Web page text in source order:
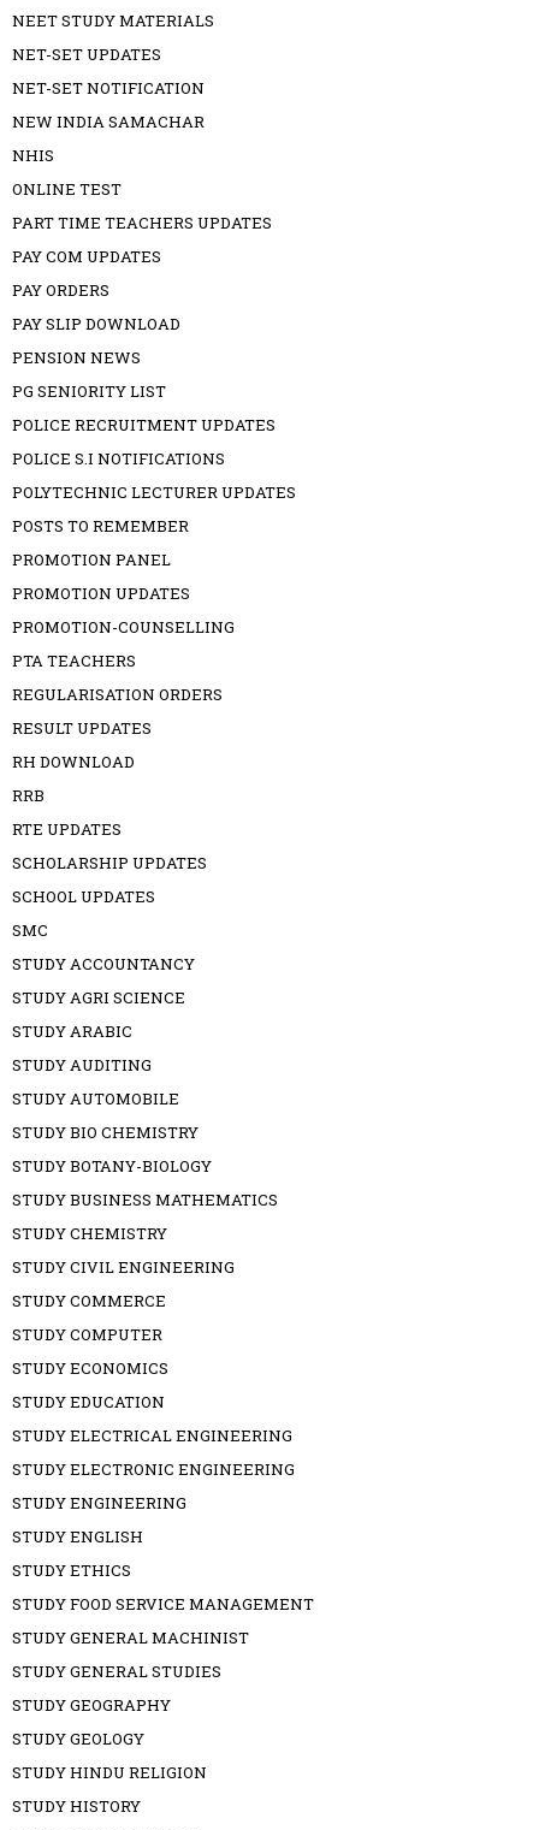
NEET STUDY MATERIALS
NET-SET UPDATES
NET-SET NOTIFICATION
NEW INDIA SAMACHAR
NHIS
ONLINE TEST
PART TIME TEACHERS UPDATES
PAY COM UPDATES
PAY ORDERS
PAY SLIP DOWNLOAD
PENSION NEWS
PG SENIORITY LIST
POLICE RECRUITMENT UPDATES
POLICE S.I NOTIFICATIONS
POLYTECHNIC LECTURER UPDATES
POSTS TO REMEMBER
PROMOTION PANEL
PROMOTION UPDATES
PROMOTION-COUNSELLING
PTA TEACHERS
REGULARISATION ORDERS
RESULT UPDATES
RH DOWNLOAD
RRB
RTE UPDATES
SCHOLARSHIP UPDATES
SCHOOL UPDATES
SMC
STUDY ACCOUNTANCY
STUDY AGRI SCIENCE
STUDY ARABIC
STUDY AUDITING
STUDY AUTOMOBILE
STUDY BIO CHEMISTRY
STUDY BOTANY-BIOLOGY
STUDY BUSINESS MATHEMATICS
STUDY CHEMISTRY
STUDY CIVIL ENGINEERING
STUDY COMMERCE
STUDY COMPUTER
STUDY ECONOMICS
STUDY EDUCATION
STUDY ELECTRICAL ENGINEERING
STUDY ELECTRONIC ENGINEERING
STUDY ENGINEERING
STUDY ENGLISH
STUDY ETHICS
STUDY FOOD SERVICE MANAGEMENT
STUDY GENERAL MACHINIST
STUDY GENERAL STUDIES
STUDY GEOGRAPHY
STUDY GEOLOGY
STUDY HINDU RELIGION
STUDY HISTORY